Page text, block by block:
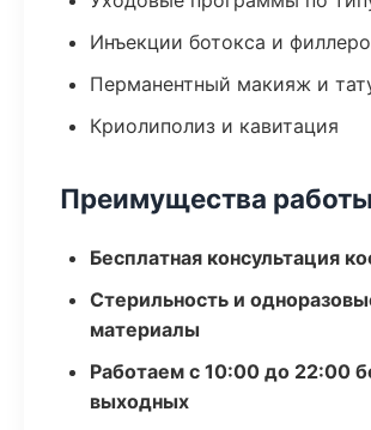
Инъекции ботокса и
Перманентный макияж и
Криолиполиз и кавитация
Преимущества
Бесплатная консультация
Стерильность и
материалы
Работаем с 10:00 до 22:00
выходных